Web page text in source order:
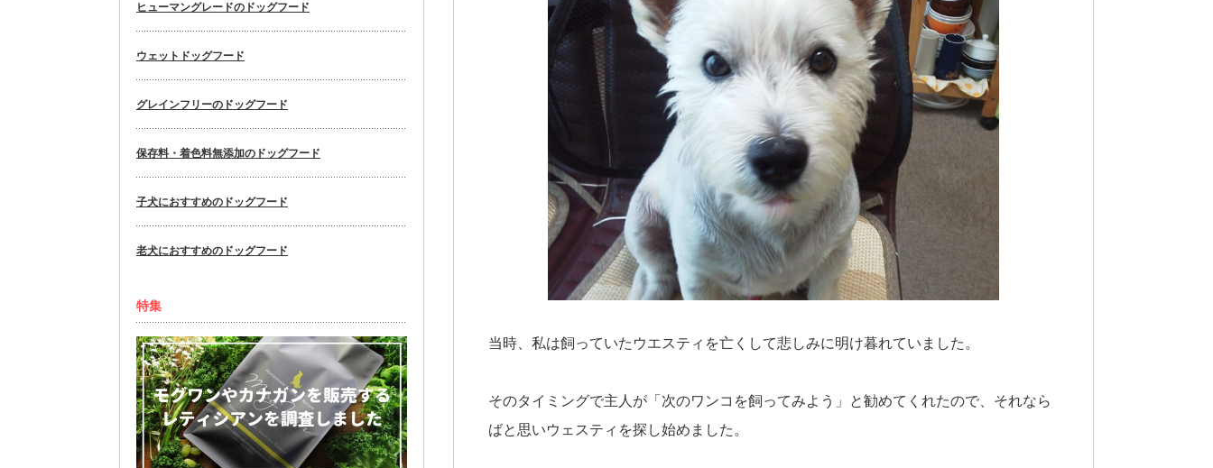
当時、私は飼っていたウエスティを亡くして悲しみに明け暮れていました。
そのタイミングで主人が「次のワンコを飼ってみよう」と勧めてくれたので、それなら
ばと思いウェスティを探し始めました。
ヒューマングレードのドッグフード
ウェットドッグフード
グレインフリーのドッグフード
保存料・着色料無添加のドッグフード
子犬におすすめのドッグフード
老犬におすすめのドッグフード
特集